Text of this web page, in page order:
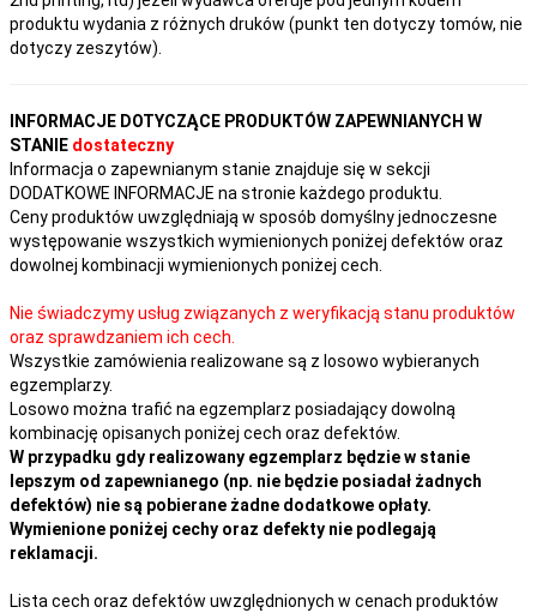
produktu wydania z różnych druków (punkt ten dotyczy tomów, nie
dotyczy zeszytów).
INFORMACJE DOTYCZĄCE PRODUKTÓW ZAPEWNIANYCH W
STANIE dostateczny
Informacja o zapewnianym stanie znajduje się w sekcji
DODATKOWE INFORMACJE na stronie każdego produktu.
Ceny produktów uwzględniają w sposób domyślny jednoczesne
występowanie wszystkich wymienionych poniżej defektów oraz
dowolnej kombinacji wymienionych poniżej cech.
Nie świadczymy usług związanych z weryfikacją stanu produktów
oraz sprawdzaniem ich cech.
Wszystkie zamówienia realizowane są z losowo wybieranych
egzemplarzy.
Losowo można trafić na egzemplarz posiadający dowolną
kombinację opisanych poniżej cech oraz defektów.
W przypadku gdy realizowany egzemplarz będzie w stanie
lepszym od zapewnianego (np. nie będzie posiadał żadnych
defektów) nie są pobierane żadne dodatkowe opłaty.
Wymienione poniżej cechy oraz defekty nie podlegają
reklamacji.
Lista cech oraz defektów uwzględnionych w cenach produktów